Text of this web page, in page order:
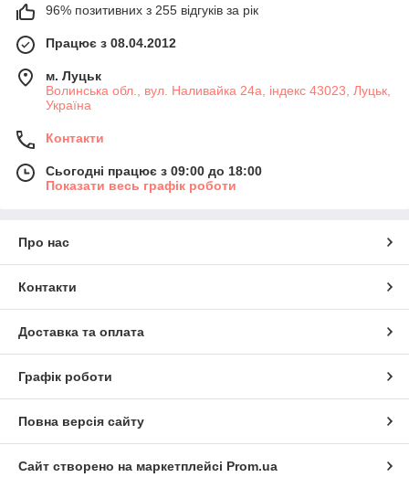
96% позитивних з 255 відгуків за рік
Працює з 08.04.2012
м. Луцьк
Волинська обл., вул. Наливайка 24а, індекс 43023, Луцьк,
Україна
Контакти
Сьогодні працює з 09:00 до 18:00
Показати весь графік роботи
Про нас
Контакти
Доставка та оплата
Графік роботи
Повна версія сайту
Сайт створено на маркетплейсі Prom.ua